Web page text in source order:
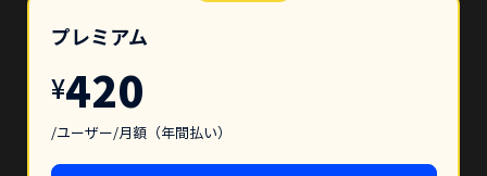
プレミアム
¥420
/ユーザー/月額（年間払い）